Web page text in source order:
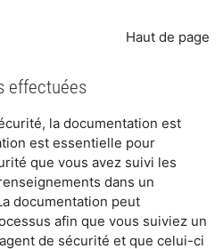
Haut de page
effectuées
la documentation est
est essentielle pour
que vous avez suivi les
dans un
documentation peut
afin que vous suiviez un
de sécurité et que celui-ci